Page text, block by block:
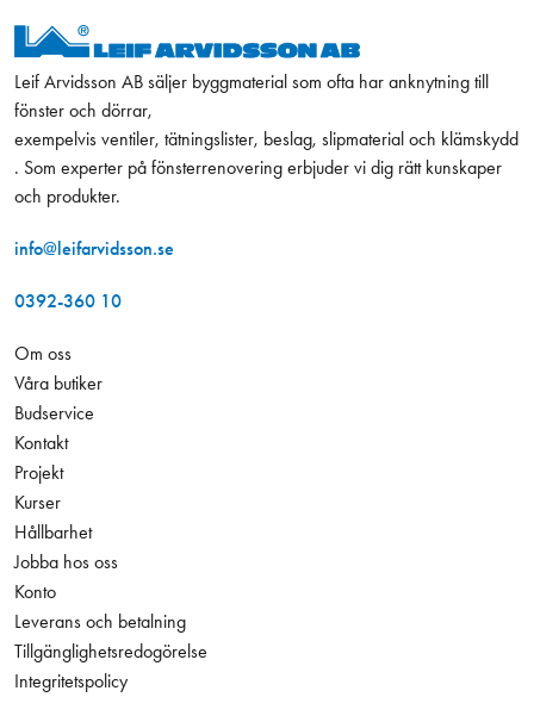
Leif Arvidsson AB säljer byggmaterial som ofta har anknytning till
fönster och dörrar,
exempelvis ventiler, tätningslister, beslag, slipmaterial och klämskydd
. Som experter på fönsterrenovering erbjuder vi dig rätt kunskaper
och produkter.
info@leifarvidsson.se
0392-360 10
Om oss
Våra butiker
Budservice
Kontakt
Projekt
Kurser
Hållbarhet
Jobba hos oss
Konto
Leverans och betalning
Tillgänglighetsredogörelse
Integritetspolicy